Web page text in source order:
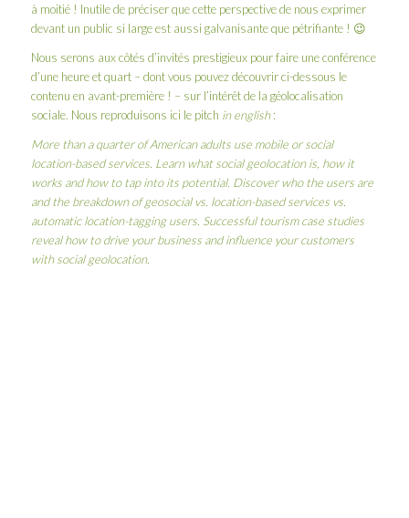
à moitié ! Inutile de préciser que cette perspective de nous exprimer
devant un public si large est aussi galvanisante que pétrifiante ! 😉
Nous serons aux côtés d’invités prestigieuxpour faire une conférence
d’une heure et quart – dont vous pouvez découvrir ci-dessous le
contenu en avant-première ! – sur l’intérêt de la géolocalisation
sociale. Nous reproduisons ici le pitch in english:
More than a quarter of American adults use mobile or social
location-based services. Learn what social geolocation is, how it
works and how to tap into its potential. Discover who the users are
and the breakdown of geosocial vs. location-based services vs.
automatic location-tagging users. Successful tourism case studies
reveal how to drive your business and influence your customers
with social geolocation.